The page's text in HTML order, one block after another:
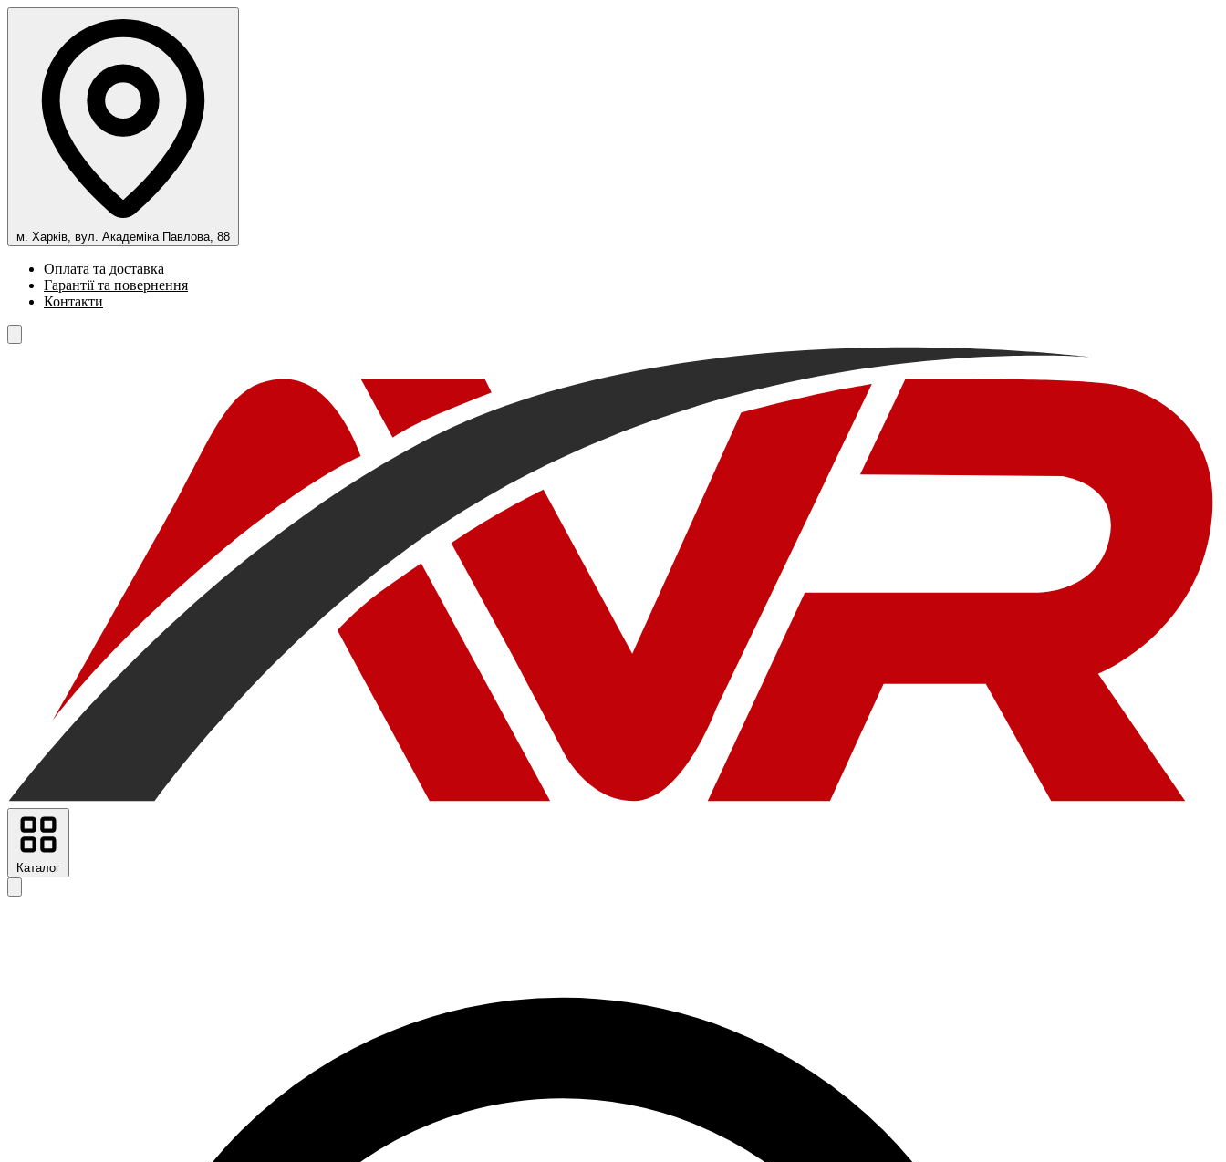
м. Харків, вул. Академіка Павлова, 88
Оплата та доставка
Гарантії та повернення
Контакти
Каталог